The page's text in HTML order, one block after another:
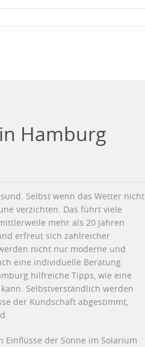
Hamburg
Selbst wenn das Wetter nicht
verzichten. Das führt viele
mehr als 20 Jahren
erfreut sich zahlreicher
nicht nur moderne und
eine individuelle Beratung.
hilfreiche Tipps, wie eine
Selbstverständlich werden
der Kundschaft abgestimmt,
der Sonne im Solarium